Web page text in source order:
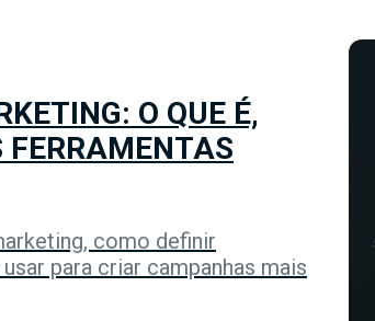
O QUE É,
FERRAMENTAS
como definir
para criar campanhas mais